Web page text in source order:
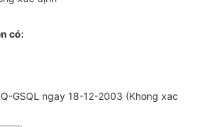
có:
GSQL ngay 18-12-2003 (Khong xac